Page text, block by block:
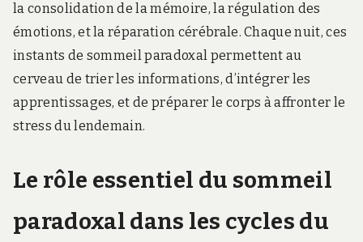
la consolidation de la mémoire, la régulation des
émotions, et la réparation cérébrale. Chaque nuit, ces
instants de sommeil paradoxal permettent au
cerveau de trier les informations, d’intégrer les
apprentissages, et de préparer le corps à affronter le
stress du lendemain.
Le rôle essentiel du sommeil
paradoxal dans les cycles du